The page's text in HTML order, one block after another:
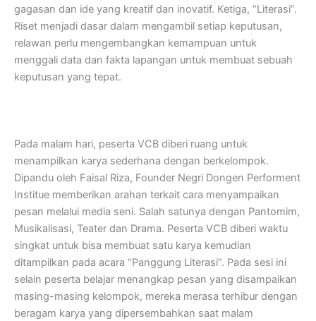
gagasan dan ide yang kreatif dan inovatif. Ketiga, “Literasi”.
Riset menjadi dasar dalam mengambil setiap keputusan,
relawan perlu mengembangkan kemampuan untuk
menggali data dan fakta lapangan untuk membuat sebuah
keputusan yang tepat.
Pada malam hari, peserta VCB diberi ruang untuk
menampilkan karya sederhana dengan berkelompok.
Dipandu oleh Faisal Riza, Founder Negri Dongen Performent
Institue memberikan arahan terkait cara menyampaikan
pesan melalui media seni. Salah satunya dengan Pantomim,
Musikalisasi, Teater dan Drama. Peserta VCB diberi waktu
singkat untuk bisa membuat satu karya kemudian
ditampilkan pada acara “Panggung Literasi”. Pada sesi ini
selain peserta belajar menangkap pesan yang disampaikan
masing-masing kelompok, mereka merasa terhibur dengan
beragam karya yang dipersembahkan saat malam